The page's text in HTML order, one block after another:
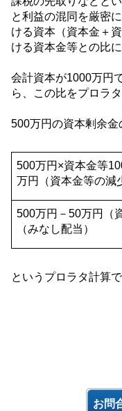
と利益の混同を厳密
ける資本（資本金＋
ける資本金等との比
会計資本が1000万円
ら、この比をプロラ
500万円の資本剰余金
500万円 ×資本金等
万円（資本金等の減
500万円－50万円（
（みなし配当）
というプロラタ計算で
お問